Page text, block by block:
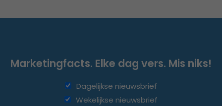
Marketingfacts. Elke dag vers. Mis niks!
Dagelijkse nieuwsbrief
Wekelijkse nieuwsbrief